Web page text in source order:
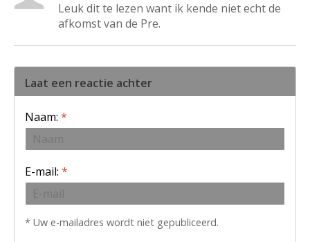
Leuk dit te lezen want ik kende niet echt de
afkomst van de Pre.
Laat een reactie achter
Naam: *
E-mail: *
* Uw e-mailadres wordt niet gepubliceerd.